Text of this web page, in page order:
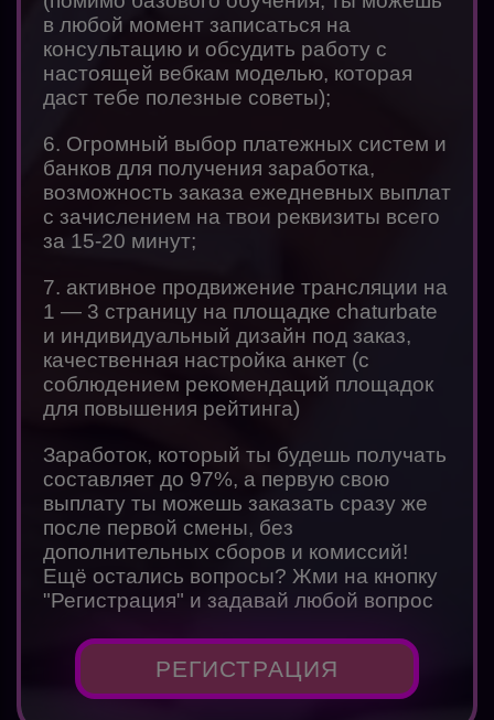
в любой момент записаться на
консультацию и обсудить работу с
настоящей вебкам моделью, которая
даст тебе полезные советы);
6. Огромный выбор платежных систем и
банков для получения заработка,
возможность заказа ежедневных выплат
с зачислением на твои реквизиты всего
за 15-20 минут;
7. активное продвижение трансляции на
1 — 3 страницу на площадке chaturbate
и индивидуальный дизайн под заказ,
качественная настройка анкет (с
соблюдением рекомендаций площадок
для повышения рейтинга)
Заработок, который ты будешь получать
составляет до 97%, а первую свою
выплату ты можешь заказать сразу же
после первой смены, без
дополнительных сборов и комиссий!
Ещё остались вопросы? Жми на кнопку
"Регистрация" и задавай любой вопрос
РЕГИСТРАЦИЯ